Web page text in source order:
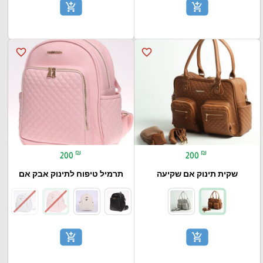
add_shopping_cart
add_shopping_cart
favorite_border
200 ₪
שקית תינוק אם שקיעה
add_shopping_cart
favorite_border
200 ₪
תרמיל טיפוח לתינוק אבק אם
add_shopping_cart